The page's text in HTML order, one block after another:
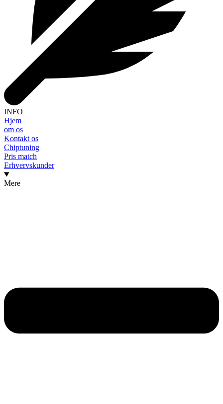
INFO
Hjem
om os
Kontakt os
Chiptuning
Pris match
Erhvervskunder
Mere